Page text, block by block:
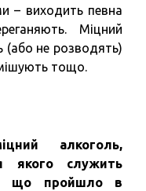
– виходить певна
Міцний
(або не розводять)
тощо.
алкоголь,
якого служить
що пройшло в